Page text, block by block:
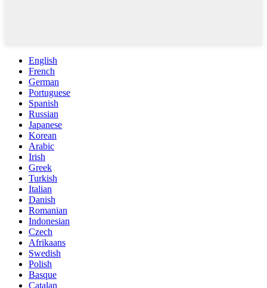
English
French
German
Portuguese
Spanish
Russian
Japanese
Korean
Arabic
Irish
Greek
Turkish
Italian
Danish
Romanian
Indonesian
Czech
Afrikaans
Swedish
Polish
Basque
Catalan